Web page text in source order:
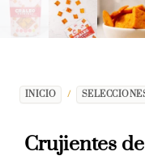
INICIO /
Crujientes